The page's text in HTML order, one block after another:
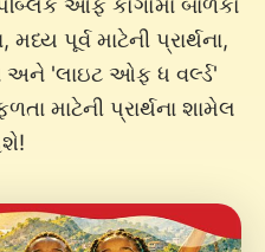
પૂર્વ માટેની પ્રાર્થના,
અને 'લાઇટ ઓફ ધ વર્લ્ડ'
માટેની પ્રાર્થના શામેલ